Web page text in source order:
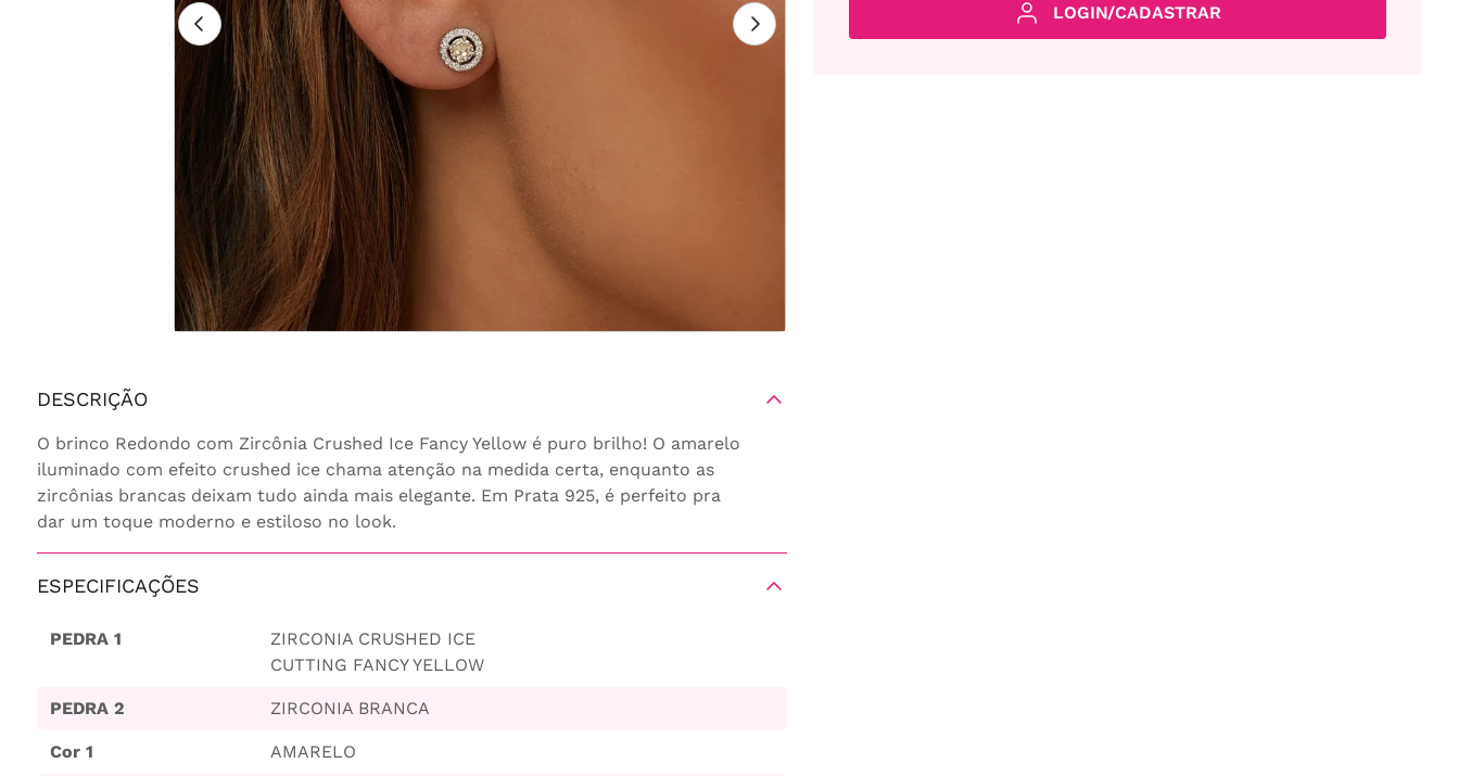
DESCRIÇÃO
O brinco Redondo com Zircônia Crushed Ice Fancy Yellow é puro brilho! O amarelo
iluminado com efeito crushed ice chama atenção na medida certa, enquanto as
zircônias brancas deixam tudo ainda mais elegante. Em Prata 925, é perfeito pra
dar um toque moderno e estiloso no look.
ESPECIFICAÇÕES
PEDRA 1
ZIRCONIA CRUSHED ICE
CUTTING FANCY YELLOW
PEDRA 2 ZIRCONIA BRANCA
Cor 1 AMARELO
LOGIN/CADASTRAR